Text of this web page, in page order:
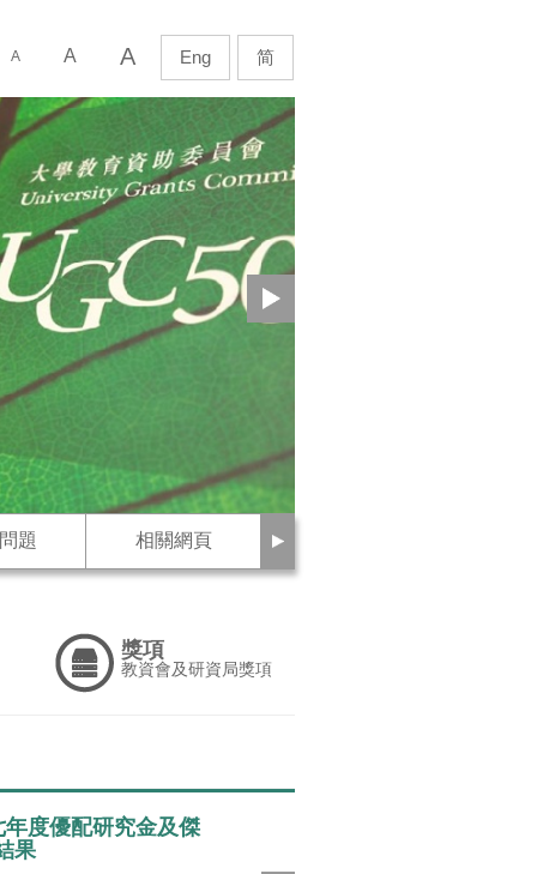
A A A Eng 简
頁
題 相關網頁
下
一
獎項
教資會及研資局獎項
度優配研究金及傑
果